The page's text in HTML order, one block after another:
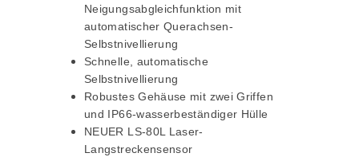
Neigungsabgleichfunktion mit
automatischer Querachsen-
Selbstnivellierung
Schnelle, automatische
Selbstnivellierung
Robustes Gehäuse mit zwei Griffen
und IP66-wasserbeständiger Hülle
NEUER LS-80L Laser-
Langstreckensensor